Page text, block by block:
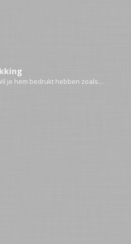
je hem bedrukt hebben zoals…